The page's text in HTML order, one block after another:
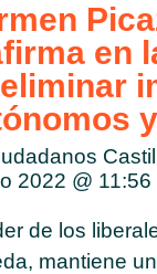
en
2022 @ 11:56
de los
mantiene